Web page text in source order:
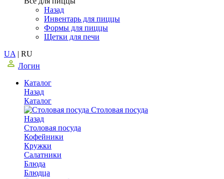
Назад
Инвентарь для пиццы
Формы для пиццы
Щетки для печи
UA | RU
Логин
Каталог
Назад
Каталог
Столовая посуда
Назад
Столовая посуда
Кофейники
Кружки
Салатники
Блюда
Блюдца